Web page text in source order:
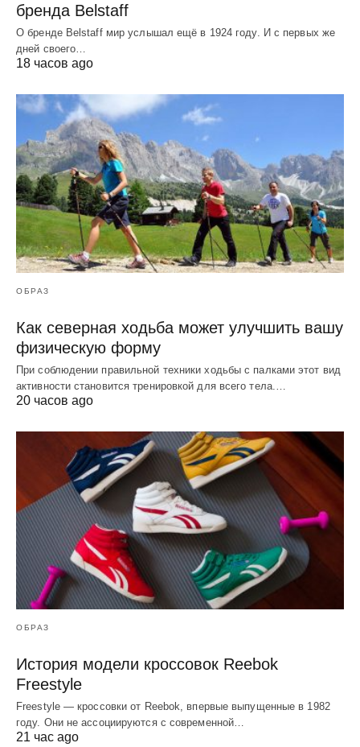
бренда Belstaff
О бренде Belstaff мир услышал ещё в 1924 году. И с первых же
дней своего…
18 часов ago
ОБРАЗ
Как северная ходьба может улучшить вашу
физическую форму
При соблюдении правильной техники ходьбы с палками этот вид
активности становится тренировкой для всего тела.…
20 часов ago
ОБРАЗ
История модели кроссовок Reebok
Freestyle
Freestyle — кроссовки от Reebok, впервые выпущенные в 1982
году. Они не ассоциируются с современной…
21 час ago